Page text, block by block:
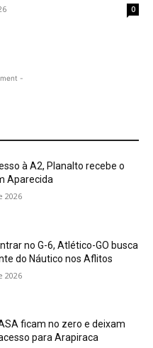
0
-
à A2, Planalto recebe o
Aparecida
2026
no G-6, Atlético-GO busca
do Náutico nos Aflitos
2026
ficam no zero e deixam
para Arapiraca